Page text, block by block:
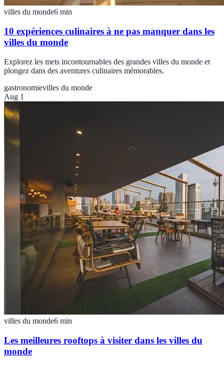
villes du monde6 min
10 expériences culinaires à ne pas manquer dans les
villes du monde
Explorez les mets incontournables des grandes villes du monde et
plongez dans des aventures culinaires mémorables.
gastronomievilles du monde
Aug 1
villes du monde6 min
Les meilleures rooftops à visiter dans les villes du
monde